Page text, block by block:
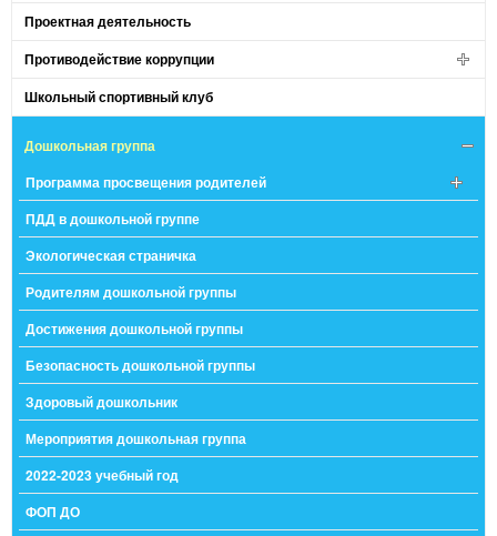
Проектная деятельность
Противодействие коррупции
Школьный спортивный клуб
Дошкольная группа
Программа просвещения родителей
ПДД в дошкольной группе
Экологическая страничка
Родителям дошкольной группы
Достижения дошкольной группы
Безопасность дошкольной группы
Здоровый дошкольник
Мероприятия дошкольная группа
2022-2023 учебный год
ФОП ДО